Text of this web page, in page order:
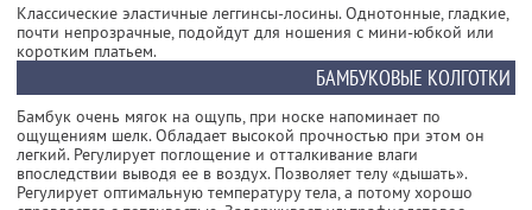
Классические эластичные леггинсы-лосины. Однотонные, гладкие,
почти непрозрачные, подойдут для ношения с мини-юбкой или
коротким платьем.
БАМБУКОВЫЕ КОЛГОТКИ
Бамбук очень мягок на ощупь, при носке напоминает по
ощущениям шелк. Обладает высокой прочностью при этом он
легкий. Регулирует поглощение и отталкивание влаги
впоследствии выводя ее в воздух. Позволяет телу «дышать».
Регулирует оптимальную температуру тела, а потому хорошо